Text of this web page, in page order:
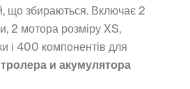
що збираються. Включає 2
2 мотора розміру XS,
і 400 компонентів для
и акумулятора